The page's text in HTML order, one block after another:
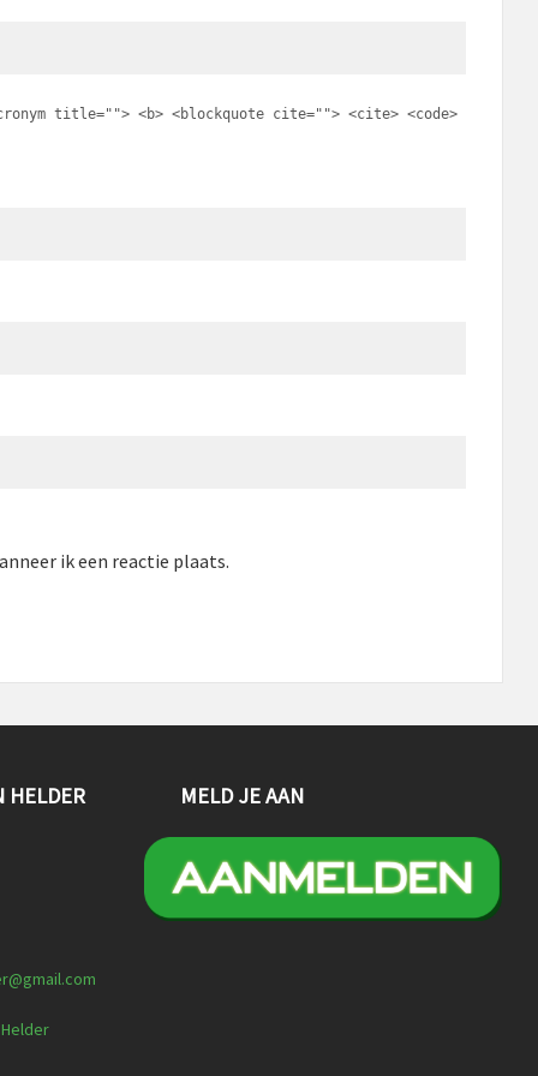
title=""> <b> <blockquote cite=""> <cite> <code>
ik een reactie plaats.
HELDER MELD JE AAN